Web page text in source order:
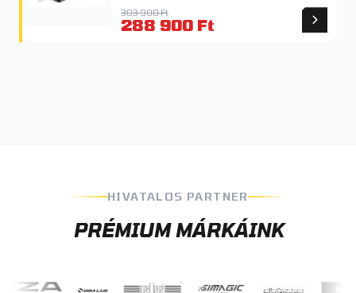
303 900 Ft
288 900 Ft
HIVATALOS PARTNER
PRÉMIUM MÁRKÁINK